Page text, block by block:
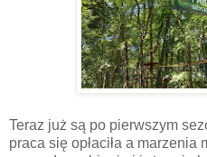
Teraz już są po pierwszym
praca się opłaciła a marzenia